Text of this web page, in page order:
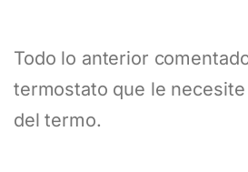
Todo lo anterior
termostato que le
del termo.